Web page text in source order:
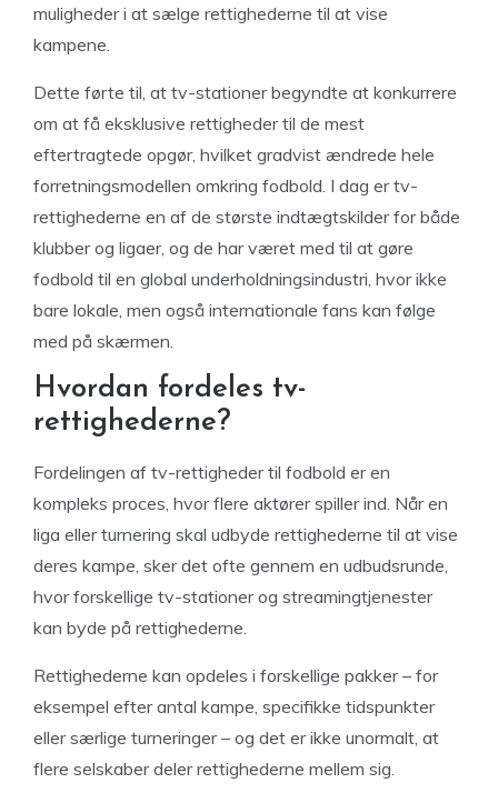
muligheder i at sælge rettighederne til at vise
kampene.
Dette førte til, at tv-stationer begyndte at konkurrere
om at få eksklusive rettigheder til de mest
eftertragtede opgør, hvilket gradvist ændrede hele
forretningsmodellen omkring fodbold. I dag er tv-
rettighederne en af de største indtægtskilder for både
klubber og ligaer, og de har været med til at gøre
fodbold til en global underholdningsindustri, hvor ikke
bare lokale, men også internationale fans kan følge
med på skærmen.
Hvordan fordeles tv-
rettighederne?
Fordelingen af tv-rettigheder til fodbold er en
kompleks proces, hvor flere aktører spiller ind. Når en
liga eller turnering skal udbyde rettighederne til at vise
deres kampe, sker det ofte gennem en udbudsrunde,
hvor forskellige tv-stationer og streamingtjenester
kan byde på rettighederne.
Rettighederne kan opdeles i forskellige pakker – for
eksempel efter antal kampe, specifikke tidspunkter
eller særlige turneringer – og det er ikke unormalt, at
flere selskaber deler rettighederne mellem sig.